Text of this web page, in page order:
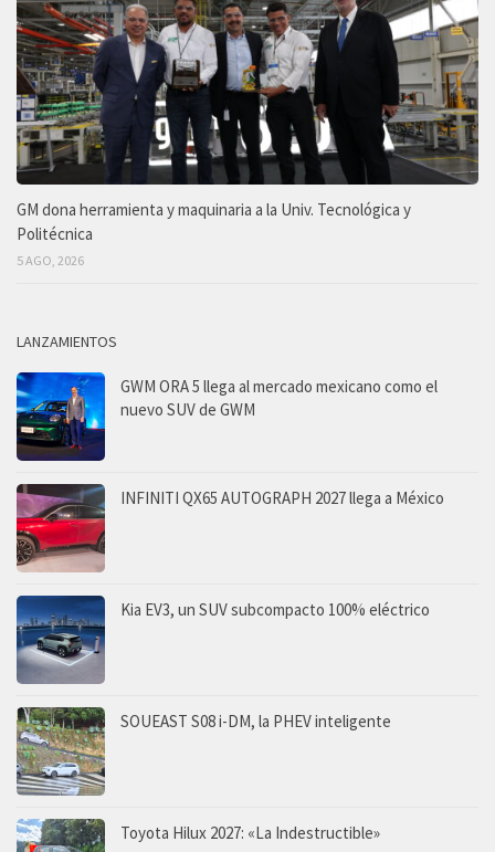
GM dona herramienta y maquinaria a la Univ. Tecnológica y
Politécnica
5 AGO, 2026
LANZAMIENTOS
GWM ORA 5 llega al mercado mexicano como el
nuevo SUV de GWM
INFINITI QX65 AUTOGRAPH 2027 llega a México
Kia EV3, un SUV subcompacto 100% eléctrico
SOUEAST S08 i-DM, la PHEV inteligente
Toyota Hilux 2027: «La Indestructible»